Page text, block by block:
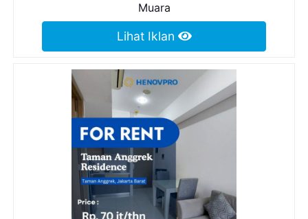
Muara
Lihat Iklan